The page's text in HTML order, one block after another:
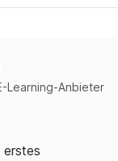
Learning-Anbieter